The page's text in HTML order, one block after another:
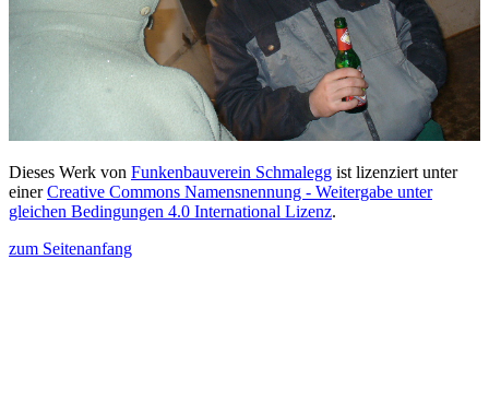
Dieses Werk von Funkenbauverein Schmalegg ist lizenziert unter
einerCreative Commons Namensnennung - Weitergabe unter
gleichen Bedingungen 4.0 International Lizenz.
zum Seitenanfang